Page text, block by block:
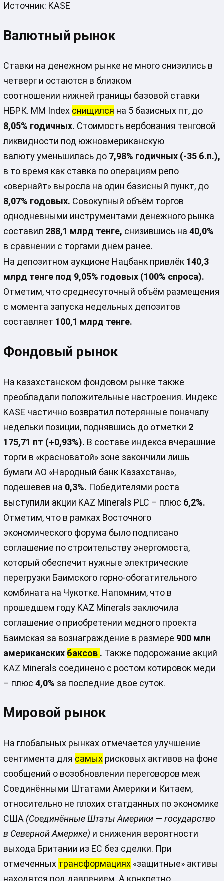
Источник: KASE
Валютный рынок
Ставки на денежном рынке не много снизились в
четверг и остаются в близком
соотношении нижней границы базовой ставки
НБРК. ММ Index снищился на 5 базисных пт, до
8,05% годичных. Стоимость вербования тенговой
ликвидности под южноамериканскую
валюту уменьшилась до 7,98% годичных (-35 б.п.),
в то время как ставка по операциям репо
«овернайт» выросла на один базисный пункт, до
8,07% годовых. Совокупный объём торгов
однодневными инструментами денежного рынка
составил 288,1 млрд тенге, снизившись на 40,0%
в сравнении с торгами днём ранее.
На депозитном аукционе Нацбанк привлёк 140,3
млрд тенге под 9,05% годовых (100% спроса).
Отметим, что среднесуточный объём размещения
с момента запуска недельных депозитов
составляет 100,1 млрд тенге.
Фондовый рынок
На казахстанском фондовом рынке также
преобладали положительные настроения. Индекс
KASE частично возвратил потерянные поначалу
недельки позиции, поднявшись до отметки 2
175,71 пт (+0,93%). В составе индекса вчерашние
торги в «красноватой» зоне закончили лишь
бумаги АО «Народный банк Казахстана»,
подешевев на 0,3%. Победителями роста
выступили акции KAZ Minerals PLC – плюс 6,2%.
Отметим, что в рамках Восточного
экономического форума было подписано
соглашение по строительству энергомоста,
который обеспечит нужные электрические
перегрузки Баимского горно-обогатительного
комбината на Чукотке. Напомним, что в
прошедшем году KAZ Minerals заключила
соглашение о приобретении медного проекта
Баимская за вознаграждение в размере 900 млн
американских баксов . Также подорожание акций
KAZ Minerals соединено с ростом котировок меди
– плюс 4,0% за последние двое суток.
Мировой рынок
На глобальных рынках отмечается улучшение
сентимента для самыхрисковых активов на фоне
сообщений о возобновлении переговоров меж
Соединёнными Штатами Америки и Китаем,
относительно не плохих статданных по экономике
США (Соединённые Штаты Америки — государство
в Северной Америке) и снижения вероятности
выхода Британии из ЕС без сделки. При
отмеченных трансформациях«защитные» активы
находятся под давлением. А конкретно,